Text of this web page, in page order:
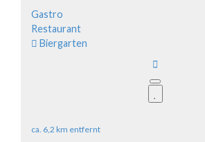
Gastro
Restaurant
Biergarten
ca. 6,2 km entfernt